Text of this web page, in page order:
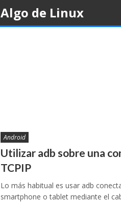
Algo de Linux
Android
Utilizar adb sobre una
TCPIP
Lo más habitual es usar adb
smartphone o tablet mediante el